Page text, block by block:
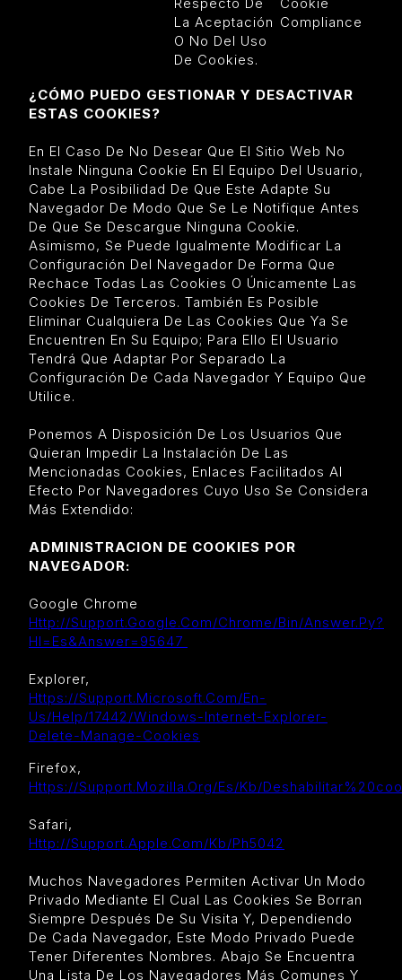
La Aceptación
O No Del Uso
De Cookies.
Compliance
¿CÓMO PUEDO GESTIONAR Y DESACTIVAR
ESTAS COOKIES?
En El Caso De No Desear Que El Sitio Web No
Instale Ninguna Cookie En El Equipo Del Usuario,
Cabe La Posibilidad De Que Este Adapte Su
Navegador De Modo Que Se Le Notifique Antes
De Que Se Descargue Ninguna Cookie.
Asimismo, Se Puede Igualmente Modificar La
Configuración Del Navegador De Forma Que
Rechace Todas Las Cookies O Únicamente Las
Cookies De Terceros. También Es Posible
Eliminar Cualquiera De Las Cookies Que Ya Se
Encuentren En Su Equipo; Para Ello El Usuario
Tendrá Que Adaptar Por Separado La
Configuración De Cada Navegador Y Equipo Que
Utilice.
Ponemos A Disposición De Los Usuarios Que
Quieran Impedir La Instalación De Las
Mencionadas Cookies, Enlaces Facilitados Al
Efecto Por Navegadores Cuyo Uso Se Considera
Más Extendido:
ADMINISTRACION DE COOKIES POR
NAVEGADOR:
Google Chrome
Http://support.google.com/chrome/bin/answer.py?
Hl=es&answer=95647
Explorer,
Https://support.microsoft.com/en-
Us/help/17442/windows-Internet-Explorer-
Delete-Manage-Cookies
Firefox,
Https://support.mozilla.org/es/kb/
Safari,
Http://support.apple.com/kb/ph5042
Muchos Navegadores Permiten Activar Un Modo
Privado Mediante El Cual Las Cookies Se Borran
Siempre Después De Su Visita Y, Dependiendo
De Cada Navegador, Este Modo Privado Puede
Tener Diferentes Nombres. Abajo Se Encuentra
Una Lista De Los Navegadores Más Comunes Y